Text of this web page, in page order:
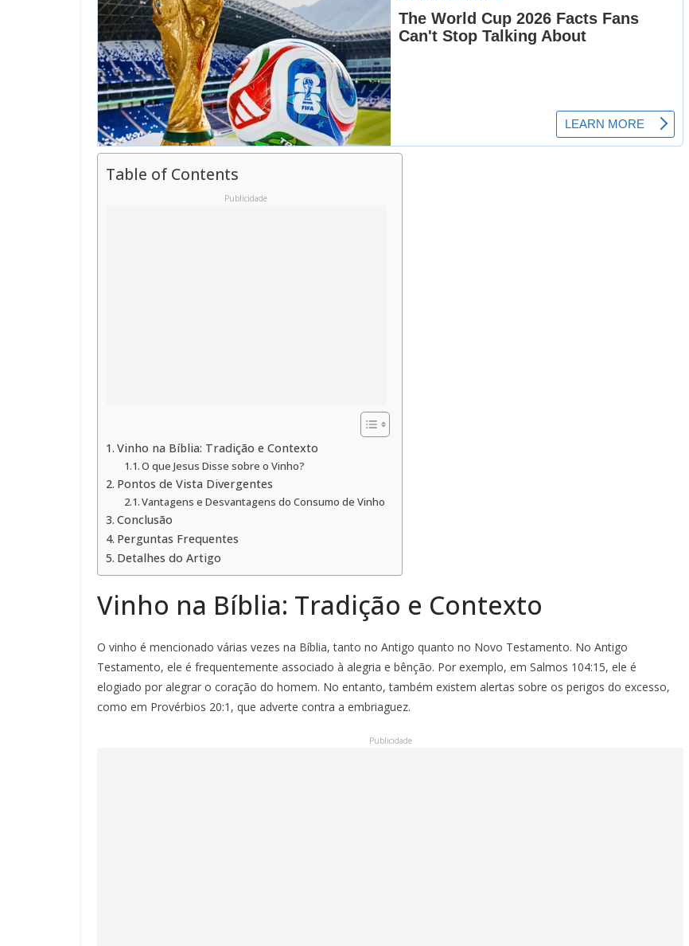
Table of Contents
Publicidade
Vinho na Bíblia: Tradição e Contexto
O que Jesus Disse sobre o Vinho?
Pontos de Vista Divergentes
Vantagens e Desvantagens do Consumo de Vinho
Conclusão
Perguntas Frequentes
Detalhes do Artigo
Vinho na Bíblia: Tradição e Contexto
O vinho é mencionado várias vezes na Bíblia, tanto no Antigo quanto no Novo Testamento. No Antigo
Testamento, ele é frequentemente associado à alegria e bênção. Por exemplo, em Salmos 104:15, ele é
elogiado por alegrar o coração do homem. No entanto, também existem alertas sobre os perigos do excesso,
como em Provérbios 20:1, que adverte contra a embriaguez.
Publicidade